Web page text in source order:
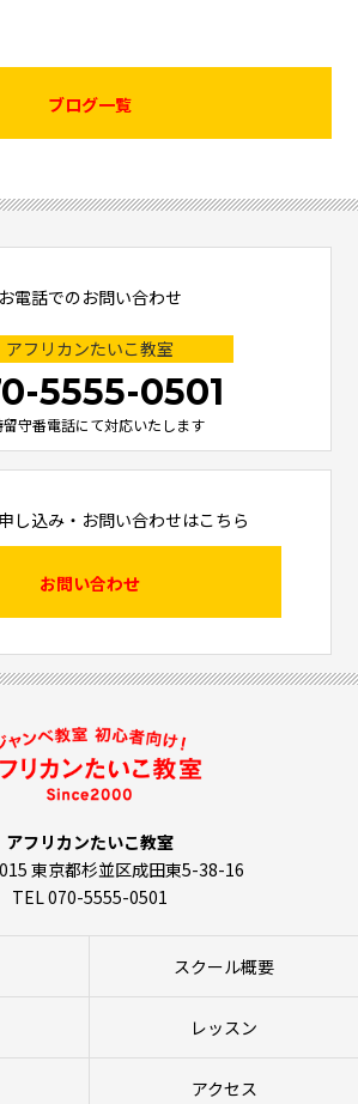
ブログ一覧
お電話でのお問い合わせ
アフリカンたいこ教室
5555-0501
留守番電話にて対応いたします
し込み・お問い合わせはこちら
お問い合わせ
アフリカンたいこ教室
東京都杉並区成田東5-38-16
TEL 070-5555-0501
スクール概要
レッスン
アクセス